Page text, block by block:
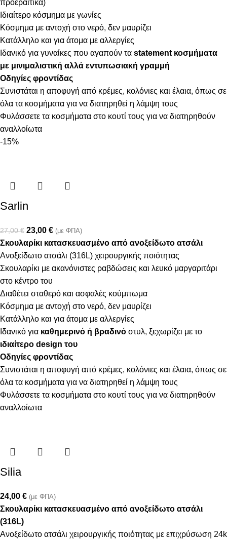
προεραιτικά)
Ιδιαίτερο κόσμημα με γωνίες
Κόσμημα με αντοχή στο νερό, δεν μαυρίζει
Κατάλληλο και για άτομα με αλλεργίες
Ιδανικό για γυναίκες που αγαπούν τα statement κοσμήματα
με μινιμαλιστική αλλά εντυπωσιακή γραμμή
Οδηγίες φροντίδας
Συνιστάται η αποφυγή από κρέμες, κολόνιες και έλαια, όπως σε
όλα τα κοσμήματα για να διατηρηθεί η λάμψη τους
Φυλάσσετε τα κοσμήματα στο κουτί τους για να διατηρηθούν
αναλλοίωτα
-15%
Sarlin
27,00€ 23,00 € (με ΦΠΑ)
Σκουλαρίκι κατασκευασμένο από ανοξείδωτο ατσάλι
Ανοξείδωτο ατσάλι (316L) χειρουργικής ποιότητας
Σκουλαρίκι με ακανόνιστες ραβδώσεις και λευκό μαργαριτάρι
στο κέντρο του
Διαθέτει σταθερό και ασφαλές κούμπωμα
Κόσμημα με αντοχή στο νερό, δεν μαυρίζει
Κατάλληλο και για άτομα με αλλεργίες
Ιδανικό για καθημερινό ή βραδινό στυλ, ξεχωρίζει με το
ιδιαίτερο design του
Οδηγίες φροντίδας
Συνιστάται η αποφυγή από κρέμες, κολόνιες και έλαια, όπως σε
όλα τα κοσμήματα για να διατηρηθεί η λάμψη τους
Φυλάσσετε τα κοσμήματα στο κουτί τους για να διατηρηθούν
αναλλοίωτα
Silia
24,00 € (με ΦΠΑ)
Σκουλαρίκι κατασκευασμένο από ανοξείδωτο ατσάλι
(316L)
Ανοξείδωτο ατσάλι χειρουργικής ποιότητας με επιχρύσωση 24k